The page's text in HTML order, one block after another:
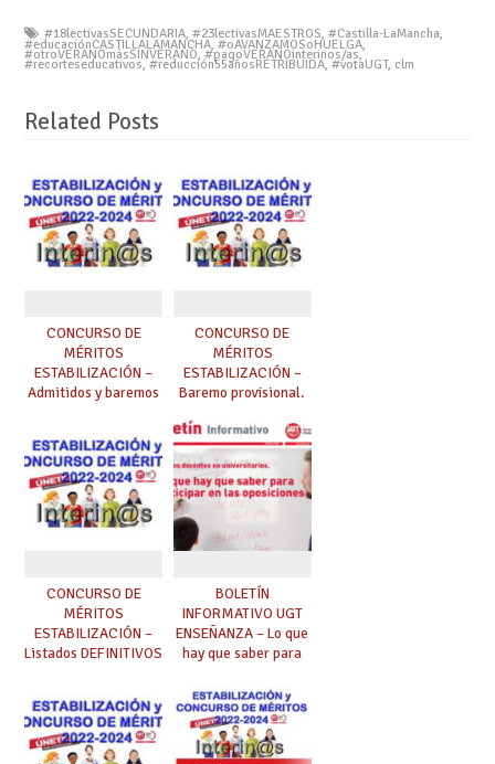
#18lectivasSECUNDARIA, #23lectivasMAESTROS, #Castilla-LaMancha,
#educaciónCASTILLALAMANCHA, #oAVANZAMOSoHUELGA,
#otroVERANOmásSINVERANO, #pagoVERANOinterinos/as,
#recorteseducativos, #reducción55añosRETRIBUIDA, #votaUGT, clm
Related Posts
CONCURSO DE
MÉRITOS
ESTABILIZACIÓN –
Admitidos y baremos
CONCURSO DE
MÉRITOS
ESTABILIZACIÓN –
Baremo provisional.
el 24/03/2023
CONCURSO DE
MÉRITOS
ESTABILIZACIÓN –
Listados DEFINITIVOS
Reclamaciones plazo
un mes (recurso de
alzada).
BOLETÍN
INFORMATIVO UGT
ENSEÑANZA – Lo que
hay que saber para
oposiciones docentes